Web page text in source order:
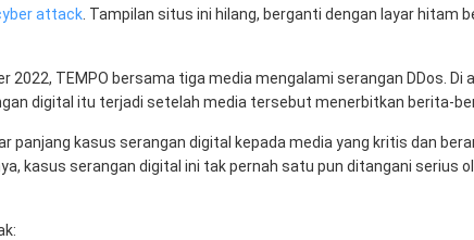
attack . Tampilan situs ini hilang, berganti dengan layar hitam
2022, TEMPO bersama tiga media mengalami serangan DDos. Di
digital itu terjadi setelah media tersebut menerbitkan berita-
panjang kasus serangan digital kepada media yang kritis dan
kasus serangan digital ini tak pernah satu pun ditangani serius